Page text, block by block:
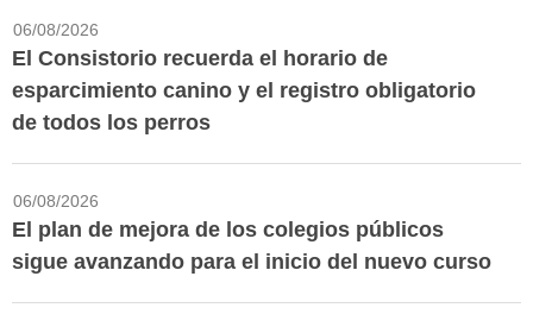
06/08/2026
El Consistorio recuerda el horario de
esparcimiento canino y el registro obligatorio
de todos los perros
06/08/2026
El plan de mejora de los colegios públicos
sigue avanzando para el inicio del nuevo curso